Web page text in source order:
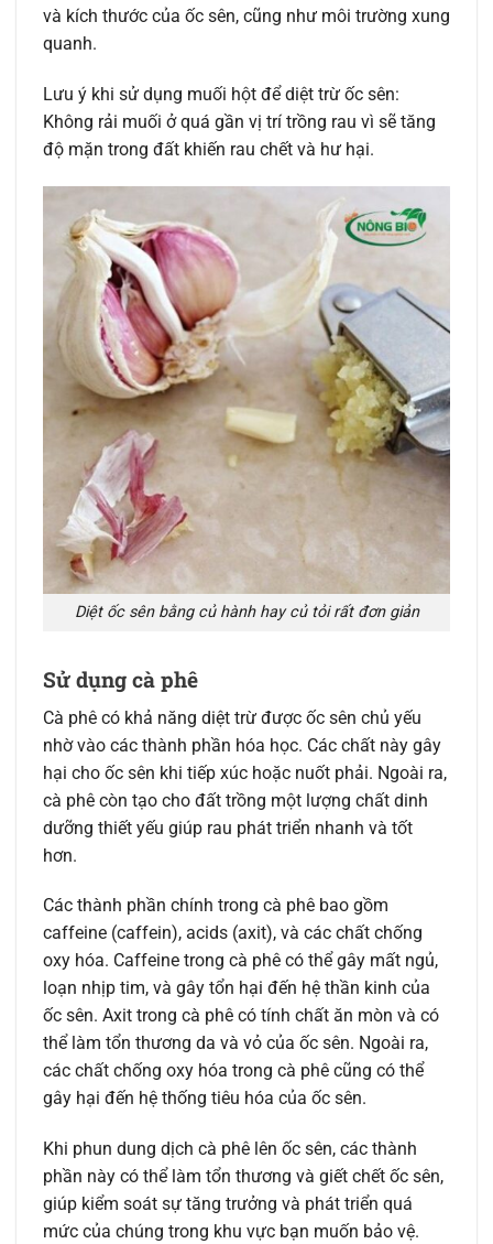
và kích thước của ốc sên, cũng như môi trường xung
quanh.
Lưu ý khi sử dụng muối hột để diệt trừ ốc sên:
Không rải muối ở quá gần vị trí trồng rau vì sẽ tăng
độ mặn trong đất khiến rau chết và hư hại.
Diệt ốc sên bằng củ hành hay củ tỏi rất đơn giản
Sử dụng cà phê
Cà phê có khả năng diệt trừ được ốc sên chủ yếu
nhờ vào các thành phần hóa học. Các chất này gây
hại cho ốc sên khi tiếp xúc hoặc nuốt phải. Ngoài ra,
cà phê còn tạo cho đất trồng một lượng chất dinh
dưỡng thiết yếu giúp rau phát triển nhanh và tốt
hơn.
Các thành phần chính trong cà phê bao gồm
caffeine (caffein), acids (axit), và các chất chống
oxy hóa. Caffeine trong cà phê có thể gây mất ngủ,
loạn nhịp tim, và gây tổn hại đến hệ thần kinh của
ốc sên. Axit trong cà phê có tính chất ăn mòn và có
thể làm tổn thương da và vỏ của ốc sên. Ngoài ra,
các chất chống oxy hóa trong cà phê cũng có thể
gây hại đến hệ thống tiêu hóa của ốc sên.
Khi phun dung dịch cà phê lên ốc sên, các thành
phần này có thể làm tổn thương và giết chết ốc sên,
giúp kiểm soát sự tăng trưởng và phát triển quá
mức của chúng trong khu vực bạn muốn bảo vệ.